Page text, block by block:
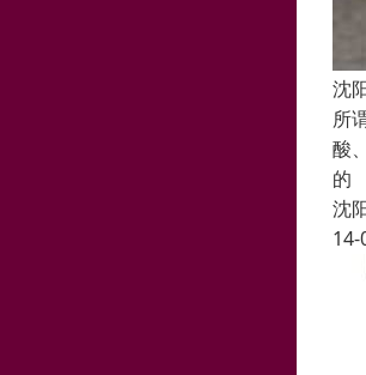
沈
所
酸
的
沈
14-